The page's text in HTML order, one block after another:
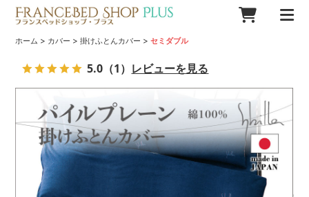
ホーム > カバー >掛けふとんカバー >セミダブル
5.0 （1） レビューを見る